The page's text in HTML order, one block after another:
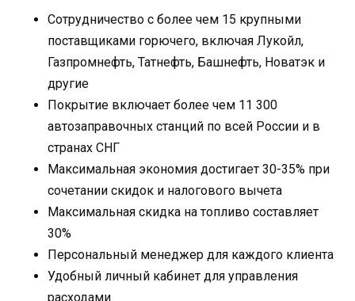
Сотрудничество с более чем 15 крупными
поставщиками горючего, включая Лукойл,
Газпромнефть, Татнефть, Башнефть, Новатэк и
другие
Покрытие включает более чем 11 300
автозаправочных станций по всей России и в
странах СНГ
Максимальная экономия достигает 30-35% при
сочетании скидок и налогового вычета
Максимальная скидка на топливо составляет
30%
Персональный менеджер для каждого клиента
Удобный личный кабинет для управления
расходами